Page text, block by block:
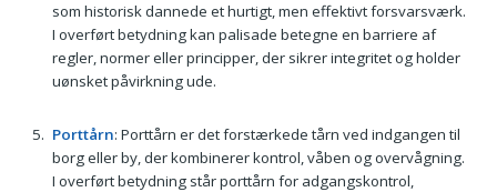
som historisk dannede et hurtigt, men effektivt forsvarsværk.
I overført betydning kan palisade betegne en barriere af
regler, normer eller principper, der sikrer integritet og holder
uønsket påvirkning ude.
Porttårn: Porttårn er det forstærkede tårn ved indgangen til
borg eller by, der kombinerer kontrol, våben og overvågning.
I overført betydning står porttårn for adgangskontrol,